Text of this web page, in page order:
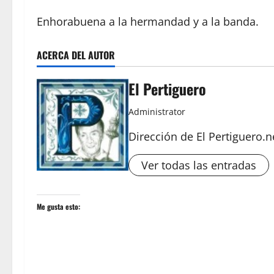
Enhorabuena a la hermandad y a la banda.
ACERCA DEL AUTOR
El Pertiguero
Administrator
Dirección de El
Ver todas las entradas
Me gusta esto: